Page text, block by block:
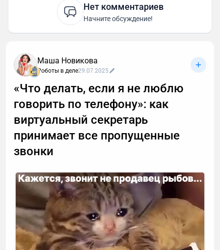
Нет комментариев
Начните обсуждение!
Маша Новикова
Роботы в деле29.07.2025
«Что делать, если я не люблю
говорить по телефону»: как
виртуальный секретарь
принимает все пропущенные
звонки